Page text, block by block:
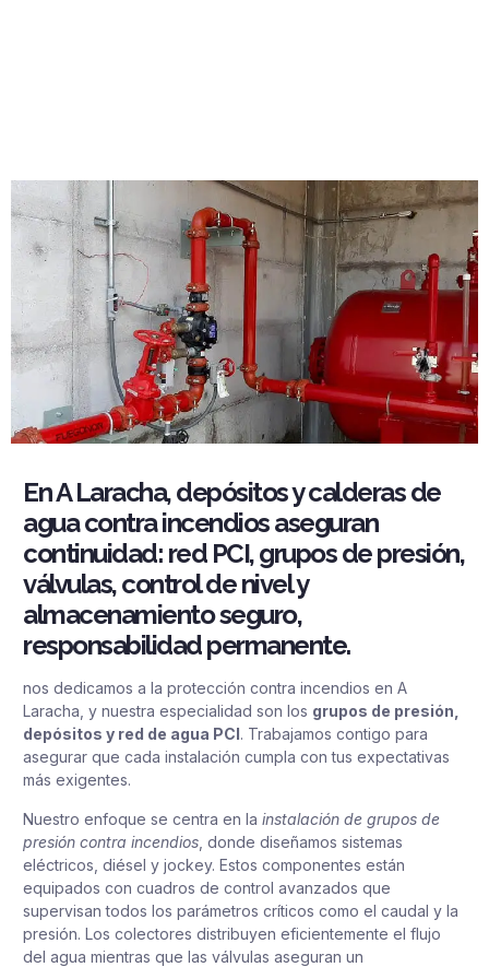
En A Laracha, depósitos y calderas de
agua contra incendios aseguran
continuidad: red PCI, grupos de presión,
válvulas, control de nivel y
almacenamiento seguro,
responsabilidad permanente.
nos dedicamos a la protección contra incendios en A
Laracha, y nuestra especialidad son los grupos de presión,
depósitos y red de agua PCI . Trabajamos contigo para
asegurar que cada instalación cumpla con tus expectativas
más exigentes.
Nuestro enfoque se centra en la instalación de grupos de
presión contra incendios , donde diseñamos sistemas
eléctricos, diésel y jockey. Estos componentes están
equipados con cuadros de control avanzados que
supervisan todos los parámetros críticos como el caudal y la
presión. Los colectores distribuyen eficientemente el flujo
del agua mientras que las válvulas aseguran un